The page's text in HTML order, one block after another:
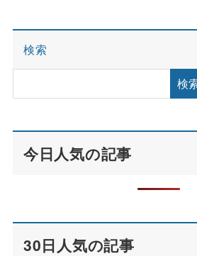
検索
検
今日人気の記事
30日人気の記事